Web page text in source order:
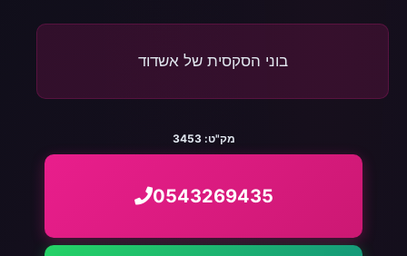
בוני הסקסית של אשדוד
מק"ט:3453
0543269435